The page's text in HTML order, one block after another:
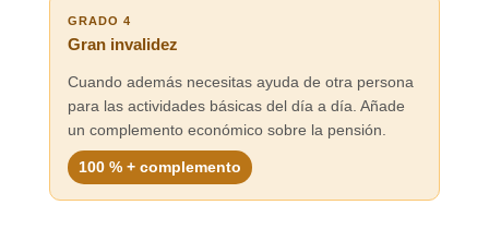
GRADO 4
Gran invalidez
Cuando además necesitas ayuda de otra persona
para las actividades básicas del día a día. Añade
un complemento económico sobre la pensión.
100 % + complemento